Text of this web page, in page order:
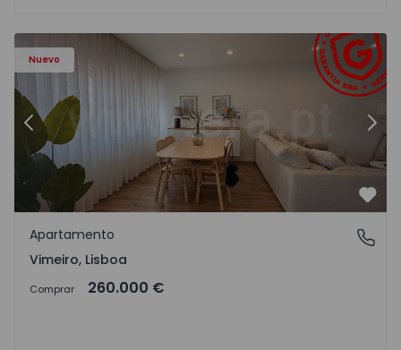
Nuevo
Apartamento T1 Lourinhã, Vimeiro - 1575406 - 1
Anterior
Vimeiro, Lisboa
Apartamento
Vimeiro, Lisboa
Comprar 260.000 €